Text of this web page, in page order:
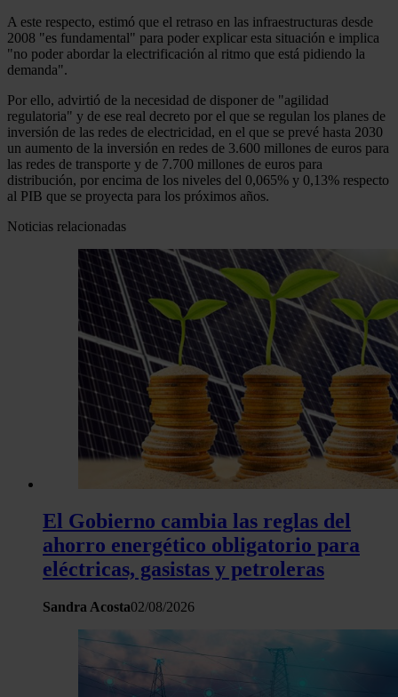
A este respecto, estimó que el retraso en las infraestructuras desde
2008 "es fundamental" para poder explicar esta situación e implica
"no poder abordar la electrificación al ritmo que está pidiendo la
demanda".
Por ello, advirtió de la necesidad de disponer de "agilidad
regulatoria" y de ese real decreto por el que se regulan los planes de
inversión de las redes de electricidad, en el que se prevé hasta 2030
un aumento de la inversión en redes de 3.600 millones de euros para
las redes de transporte y de 7.700 millones de euros para
distribución, por encima de los niveles del 0,065% y 0,13% respecto
al PIB que se proyecta para los próximos años.
Noticias relacionadas
El Gobierno cambia las reglas del
ahorro energético obligatorio para
eléctricas, gasistas y petroleras
Sandra Acosta02/08/2026